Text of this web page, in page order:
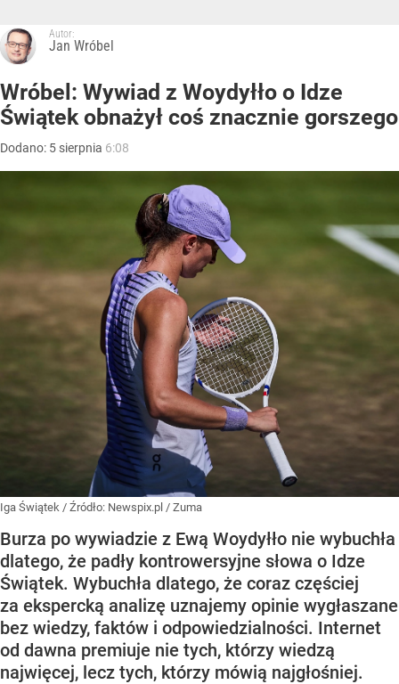
Autor:
Jan Wróbel
Wróbel: Wywiad z Woydyłło o Idze
Świątek obnażył coś znacznie gorszego
Dodano: 5 sierpnia 6:08
Iga Świątek / Źródło: Newspix.pl / Zuma
Burza po wywiadzie z Ewą Woydyłło nie wybuchła
dlatego, że padły kontrowersyjne słowa o Idze
Świątek. Wybuchła dlatego, że coraz częściej
za ekspercką analizę uznajemy opinie wygłaszane
bez wiedzy, faktów i odpowiedzialności. Internet
od dawna premiuje nie tych, którzy wiedzą
najwięcej, lecz tych, którzy mówią najgłośniej.